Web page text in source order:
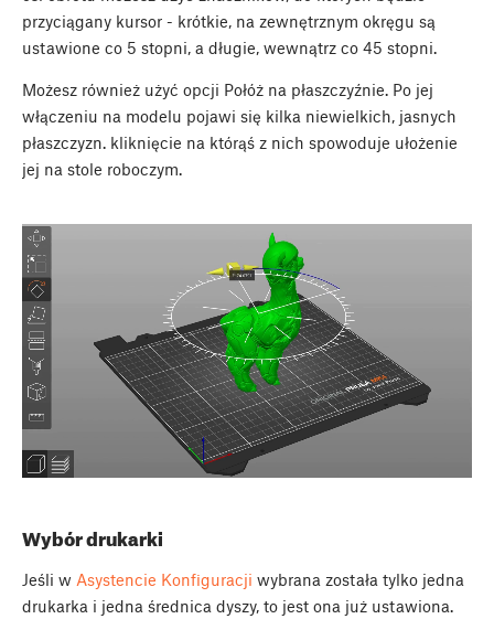
przyciągany kursor - krótkie, na zewnętrznym okręgu są
ustawione co 5 stopni, a długie, wewnątrz co 45 stopni.
Możesz również użyć opcji Połóż na płaszczyźnie. Po jej
włączeniu na modelu pojawi się kilka niewielkich, jasnych
płaszczyzn. kliknięcie na którąś z nich spowoduje ułożenie
jej na stole roboczym.
Wybór drukarki
Jeśli w Asystencie Konfiguracji wybrana została tylko jedna
drukarka i jedna średnica dyszy, to jest ona już ustawiona.